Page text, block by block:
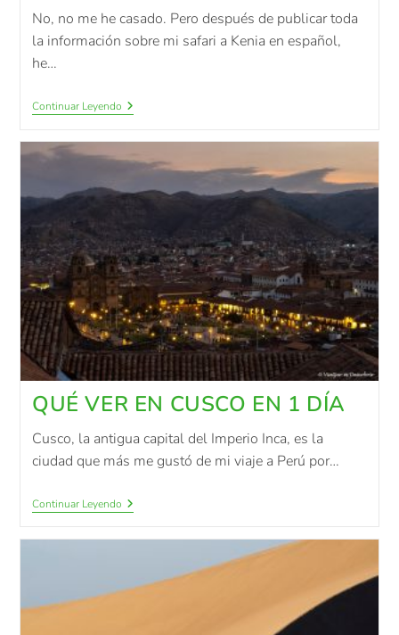
No, no me he casado. Pero después de publicar toda
la información sobre mi safari a Kenia en español,
he…
Continuar Leyendo
QUÉ VER EN CUSCO EN 1 DÍA
Cusco, la antigua capital del Imperio Inca, es la
ciudad que más me gustó de mi viaje a Perú por…
Continuar Leyendo